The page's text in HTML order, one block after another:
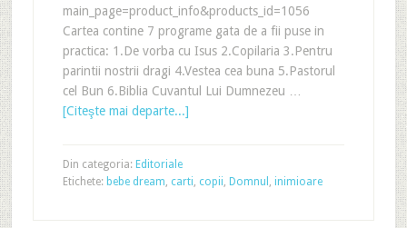
main_page=product_info&products_id=1056
Cartea contine 7 programe gata de a fii puse in
practica: 1.De vorba cu Isus 2.Copilaria 3.Pentru
parintii nostrii dragi 4.Vestea cea buna 5.Pastorul
cel Bun 6.Biblia Cuvantul Lui Dumnezeu …
[Citeşte mai departe...]
Din categoria: Editoriale
Etichete: bebe dream, carti, copii, Domnul , inimioare